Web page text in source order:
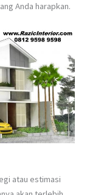
Anda harapkan.
atau estimasi